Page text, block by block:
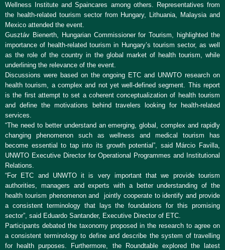
Wellness Institute and Spaincares among others. Representatives from
the health-related tourism sector from Hungary, Lithuania, Malaysia and
Mexico attended the event.
Gusztáv Bienerth, Hungarian Commissioner for Tourism, highlighted the
importance of health-related tourism in Hungary’s tourism sector, as well
as the role of the country in the global market of health tourism, while
underlining the relevance of the event.
Discussions were based on the ongoing ETC and UNWTO research on
health tourism, a complex and not yet well-defined segment. This report
is the first attempt to set a coherent conceptualization of health tourism
and define the motivations behind travelers looking for health-related
services.
“The need to better understand an emerging, global, complex and rapidly
changing phenomenon such as wellness and medical tourism has
become essential to tap into its growth potential”, said Márcio Favilla,
UNWTO Executive Director for Operational Programmes and Institutional
Relations.
“For ETC and UNWTO it is very important that we provide tourism
authorities, managers and experts with a better understanding of the
health tourism phenomenon and jointly cooperate to identify and provide
a consistent terminology that lays the foundations for this promising
sector”, said Eduardo Santander, Executive Director of ETC.
Participants debated the taxonomy proposed in the research to agree on
a consistent terminology to define and describe the system of travelling
for health purposes. Furthermore, the Roundtable explored the latest